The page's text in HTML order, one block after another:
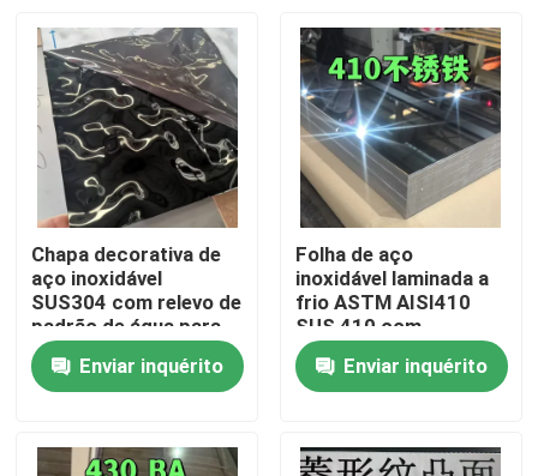
Para casa
Produtos
Vídeos
Chapa decorativa de
aço inoxidável
SUS304 com relevo de
padrão de água para
uso arquitetônico
externoEnviar inquérito
Folha de aço
inoxidável laminada a
frio ASTM AISI410
SUS 410 com
superfície polida BA
0,8*1220*2440
Enviar inquérito